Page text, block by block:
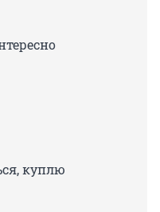
куплю